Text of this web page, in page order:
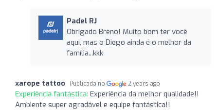
Padel RJ
Obrigado Breno! Muito bom ter você
aqui, mas o Diego ainda é o melhor da
família...kkk
xarope tattoo Publicada no 2 years ago
Experiência fantástica: Experiência da melhor qualidade!!
Ambiente super agradável e equipe fantástica!!